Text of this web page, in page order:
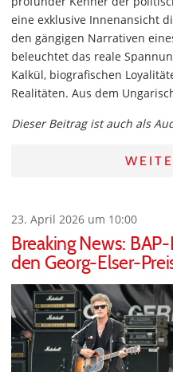
eine exklusive Innenansicht
den gängigen Narrativen
beleuchtet das reale
Kalkül, biografischen
Realitäten. Aus dem
Dieser Beitrag ist auch als
23. April 2026 um 10:00
Breaking News:
den Georg-Elser-